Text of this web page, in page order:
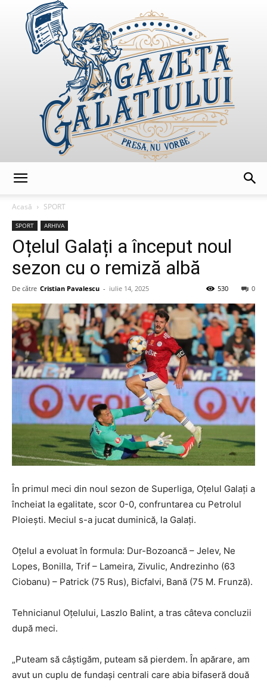
Acasă
SPORT
SPORT ARHIVA
Oțelul Galați a început noul
sezon cu o remiză albă
De către Cristian Pavalescu - iulie 14, 2025 0
530
În primul meci din noul sezon de Superliga, Oțelul Galați a
încheiat la egalitate, scor 0-0, confruntarea cu Petrolul
Ploiești. Meciul s-a jucat duminică, la Galați.
Oțelul a evoluat în formula: Dur-Bozoancă – Jelev, Ne
Lopes, Bonilla, Trif – Lameira, Zivulic, Andrezinho (63
Ciobanu) – Patrick (75 Rus), Bicfalvi, Bană (75 M. Frunză).
Tehnicianul Oțelului, Laszlo Balint, a tras câteva concluzii
după meci.
„Puteam să câștigăm, puteam să pierdem. În apărare, am
avut un cuplu de fundași centrali care abia bifaseră două